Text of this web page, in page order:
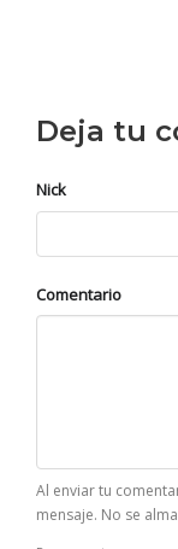
Deja tu
Nick
Comentario
Al enviar tu
mensaje. No se